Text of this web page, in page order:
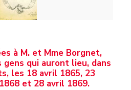
à M. et Mme Borgnet,
gens qui auront lieu, dans
les 18 avril 1865, 23
et 28 avril 1869.